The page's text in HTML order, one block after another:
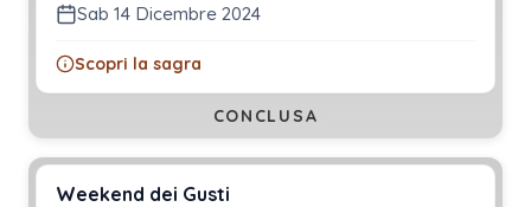
Sab 14 Dicembre 2024
Scopri la sagra
CONCLUSA
Weekend dei Gusti